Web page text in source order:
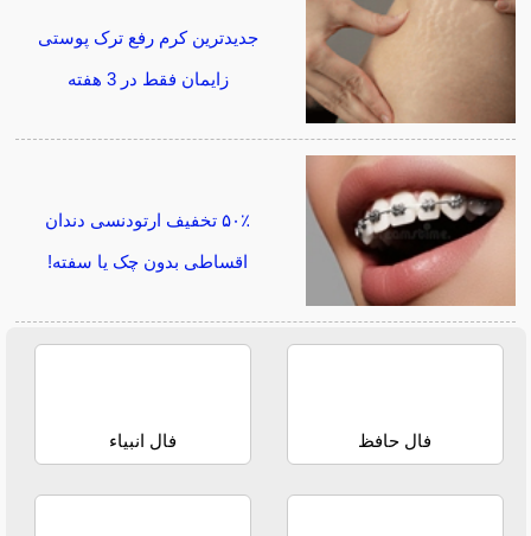
جدیدترین کرم رفع ترک پوستی
زایمان فقط در 3 هفته
۵۰٪ تخفیف ارتودنسی دندان
اقساطی بدون چک یا سفته!
فال حافظ فال انبیاء